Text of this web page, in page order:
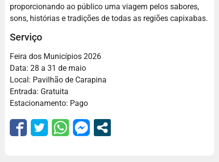
proporcionando ao público uma viagem pelos sabores,
sons, histórias e tradições de todas as regiões capixabas.
Serviço
Feira dos Municípios 2026
Data: 28 a 31 de maio
Local: Pavilhão de Carapina
Entrada: Gratuita
Estacionamento: Pago